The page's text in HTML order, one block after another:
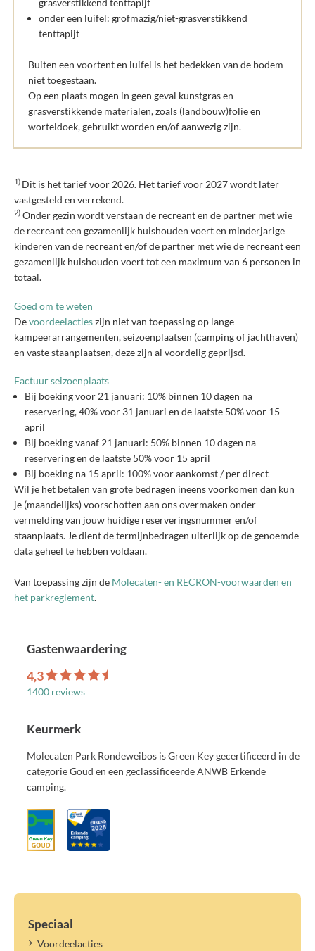
grasverstikkend tenttapijt
onder een luifel: grofmazig/niet-grasverstikkend
tenttapijt
Buiten een voortent en luifel is het bedekken van de bodem
niet toegestaan.
Op een plaats mogen in geen geval kunstgras en
grasverstikkende materialen, zoals (landbouw)folie en
worteldoek, gebruikt worden en/of aanwezig zijn.
1) Dit is het tarief voor 2026. Het tarief voor 2027 wordt later
vastgesteld en verrekend.
2) Onder gezin wordt verstaan de recreant en de partner met wie
de recreant een gezamenlijk huishouden voert en minderjarige
kinderen van de recreant en/of de partner met wie de recreant een
gezamenlijk huishouden voert tot een maximum van 6 personen in
totaal.
Goed om te weten
Devoordeelactieszijn niet van toepassing op lange
kampeerarrangementen, seizoenplaatsen (camping of jachthaven)
en vaste staanplaatsen, deze zijn al voordelig geprijsd.
Factuur seizoenplaats
Bij boeking voor 21 januari: 10% binnen 10 dagen na
reservering, 40% voor 31 januari en de laatste 50% voor 15
april
Bij boeking vanaf 21 januari: 50% binnen 10 dagen na
reservering en de laatste 50% voor 15 april
Bij boeking na 15 april: 100% voor aankomst / per direct
Wil je het betalen van grote bedragen ineens voorkomen dan kun
je (maandelijks) voorschotten aan ons overmaken onder
vermelding van jouw huidige reserveringsnummer en/of
staanplaats. Je dient de termijnbedragen uiterlijk op de genoemde
data geheel te hebben voldaan.
Van toepassing zijn de Molecaten- en RECRON-voorwaarden en
het parkreglement.
Gastenwaardering
4,3
1400 reviews
Keurmerk
Molecaten Park Rondeweibos is Green Key gecertificeerd in de
categorie Goud en een geclassificeerde ANWB Erkende
camping.
Speciaal
Voordeelacties